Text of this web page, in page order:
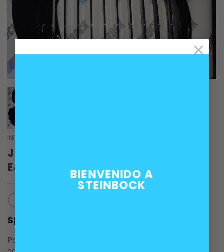
BIENVENIDO A
STEINBOCK
×
INICIO
Juego rejillas riñones MTech BMW
E46 sedan post
$80.000
Para carrocerias BMW E46 post sedan de 2002 al